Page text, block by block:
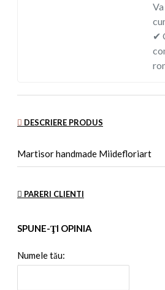
✔
DESCRIERE PRODUS
Martisor handmade Miidefloriart
PARERI CLIENTI
SPUNE-ŢI OPINIA
Numele tău: